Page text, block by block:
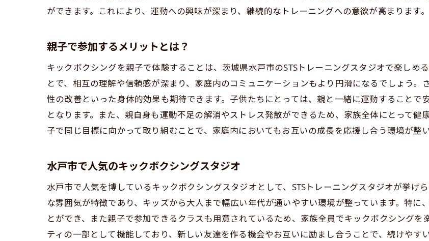
運動不足解消に最適水戸市で始めるキッズキックボク
定期的な運動のための効果的な習慣化方法
水戸市のトレーニング施設紹介
モチベーションを維持するためのヒント
キッズ向けに工夫されたトレーニング内容
キックボクシングが生活習慣に与える影響
健康習慣を維持するためのサポート体制
効果的な食事プランとトレーニングの組み合わせ
家族全員で取り組む健康的なライフスタイル
ができます。これにより、運動への興味が深まり、継続的なトレーニングへの意欲が高まります。
親子で参加するメリットとは？
キックボクシングを親子で体験することは、茨城県水戸市のSTSトレーニングスタジオで楽しめ
とで、相互の理解や信頼感が深まり、家庭内のコミュニケーションもより円滑になるでしょう
性の改善といった身体的効果も期待できます。子供たちにとっては、親と一緒に運動すること
となります。また、親自身も運動不足の解消やストレス発散ができるため、家族全体にとって
子で同じ目標に向かって取り組むことで、家庭内においてもお互いの成長を応援し合う環境が整い
水戸市で人気のキックボクシングスタジオ
水戸市で人気を博しているキックボクシングスタジオとして、STSトレーニングスタジオが挙げ
な雰囲気が特徴であり、キッズから大人まで幅広い年代が通いやすい環境が整っています。特に
とができ、また親子で参加できるクラスも用意されているため、家族全員でキックボクシング
ティの一部として機能しており、新しい友達を作る機会やお互いに励まし合うことで、続けやす